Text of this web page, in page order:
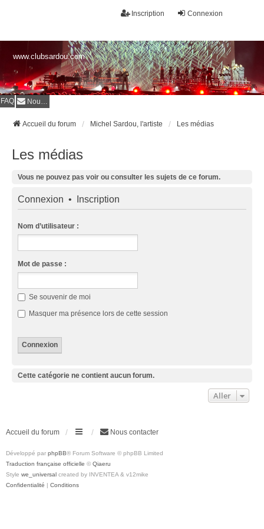
Connexion
Inscription
www.clubsardou.com
FAQ Nous contacter
Accueil du forum Michel Sardou, l'artiste Les médias
Les médias
Vous ne pouvez pas voir ou consulter les sujets de ce forum.
Connexion • Inscription
Nom d’utilisateur :
Mot de passe :
Se souvenir de moi
Masquer ma présence lors de cette session
Cette catégorie ne contient aucun forum.
Aller
Accueil du forum Nous contacter
Développé par phpBB® Forum Software © phpBB Limited
Traduction française officielle © Qiaeru
Style we_universal created by INVENTEA & v12mike
Confidentialité | Conditions